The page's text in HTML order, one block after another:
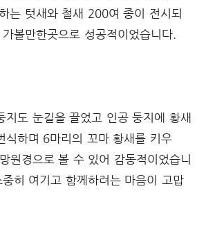
는 텃새와 철새 200여 종이 전시되
볼만한곳으로 성공적이었습니다.
지도 눈길을 끌었고 인공 둥지에 황새
식하며 6마리의 꼬마 황새를 키우
원경으로 볼 수 있어 감동적이었습니
히 여기고 함께하려는 마음이 고맙